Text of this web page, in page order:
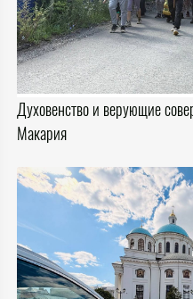
Духовенство и верующие
Макария